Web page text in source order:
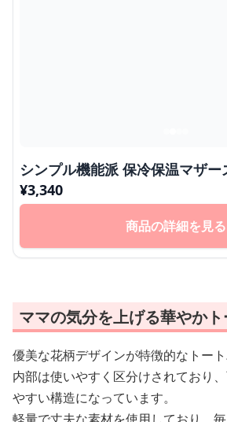
シンプル機能派 保冷保温マザー
¥3,340
商品の詳細を見る
ママの気分を上げる華やか
優美な花柄デザインが特徴的なトート
内部は使いやすく区分けされており
やすい構造になっています。